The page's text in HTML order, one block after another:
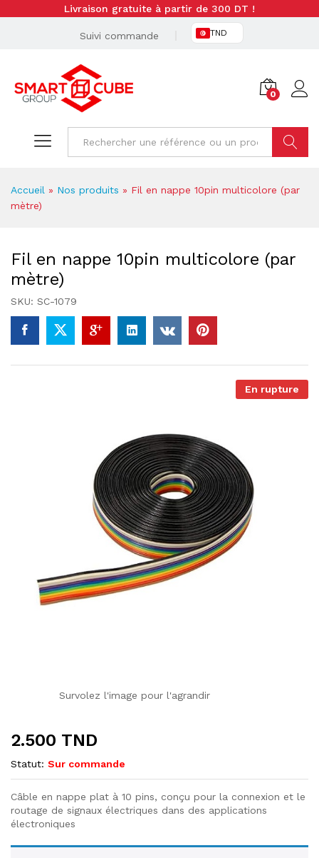
Livraison gratuite à partir de 300 DT !
Suivi commande TND
0
Accueil » Nos produits » Fil en nappe 10pin multicolore (par
mètre)
Fil en nappe 10pin multicolore (par
mètre)
SKU: SC-1079
En rupture
Survolez l'image pour l'agrandir
2.500 TND
Statut: Sur commande
Câble en nappe plat à 10 pins, conçu pour la connexion et le
routage de signaux électriques dans des applications
électroniques